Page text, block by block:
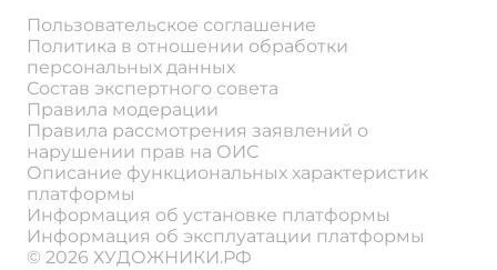
Пользовательское соглашение
Политика в отношении обработки
персональных данных
Состав экспертного совета
Правила модерации
Правила рассмотрения заявлений о
нарушении прав на ОИС
Описание функциональных характеристик
платформы
Информация об установке платформы
Информация об эксплуатации платформы
© 2026 ХУДОЖНИКИ.РФ